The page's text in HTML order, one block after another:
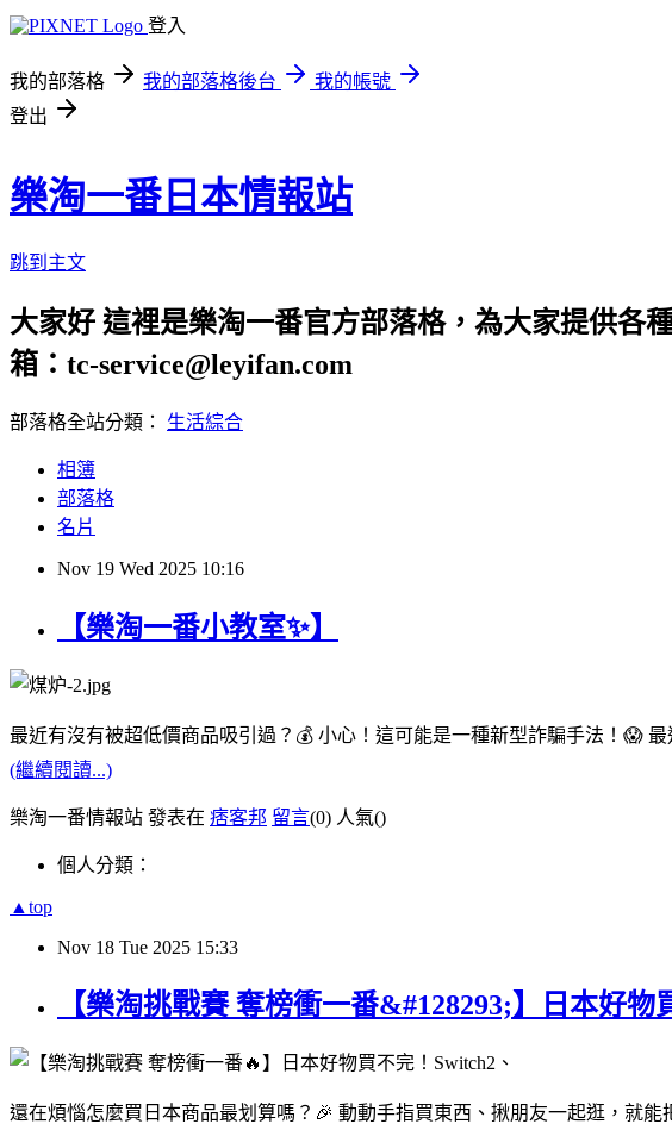
登入
我的部落格 我的部落格後台
我的帳號
登出
樂淘一番日本情報站
跳到主文
大家好 這裡是樂淘一番官方部落格，為大家提供各
箱：tc-service@leyifan.com
部落格全站分類： 生活綜合
相簿
部落格
名片
Nov 19 Wed 2025 10:16
【樂淘一番小教室✨】
最近有沒有被超低價商品吸引過？💰 小心！這可能是一種新型詐騙手法！😱
(繼續閱讀...)
樂淘一番情報站 發表在 痞客邦 留言(0) 人氣()
個人分類：
▲top
Nov 18 Tue 2025 15:33
【樂淘挑戰賽 奪榜衝一番&#128293;】日本好
還在煩惱怎麼買日本商品最划算嗎？🎉 動動手指買東西、揪朋友一起逛，就能